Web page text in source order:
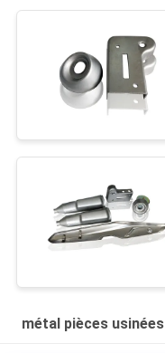
métal pièces usinées